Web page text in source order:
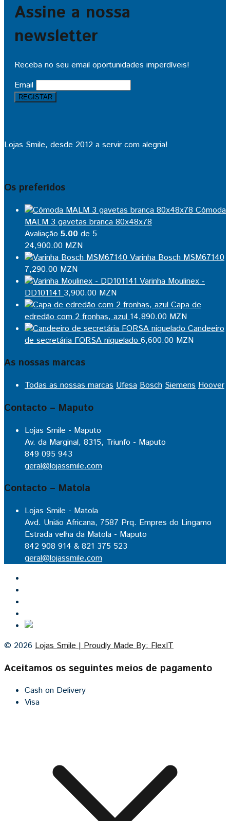
Assine a nossa
newsletter
Receba no seu email oportunidades imperdíveis!
Email
Lojas Smile, desde 2012 a servir com alegria!
Os preferidos
Cómoda
MALM 3 gavetas branca 80x48x78
Avaliação 5.00 de 5
24,900.00 MZN
Varinha Bosch MSM67140
7,290.00 MZN
Varinha Moulinex -
DD101141 3,900.00 MZN
Capa de
edredão com 2 fronhas, azul 14,890.00 MZN
Candeeiro
de secretária FORSA niquelado 6,600.00 MZN
As nossas marcas
Todas as nossas marcas Ufesa Bosch Siemens Hoover
Contacto – Maputo
Lojas Smile - Maputo
Av. da Marginal, 8315, Triunfo - Maputo
849 095 943
geral@lojassmile.com
Contacto – Matola
Lojas Smile - Matola
Avd. União Africana, 7587 Prq. Empres do Lingamo
Estrada velha da Matola - Maputo
842 908 914 & 821 375 523
geral@lojassmile.com
© 2026 Lojas Smile | Proudly Made By: FlexIT
Aceitamos os seguintes meios de pagamento
Cash on Delivery
Visa